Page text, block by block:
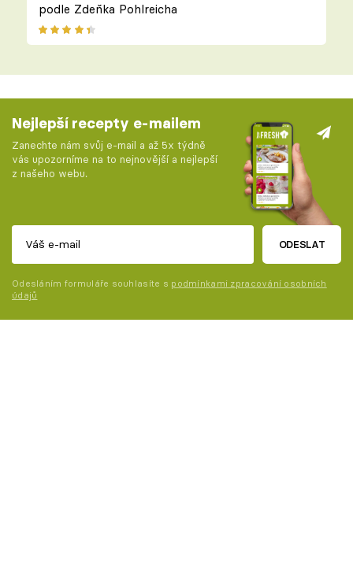
podle Zdeňka Pohlreicha
Nejlepší recepty e-mailem
Zanechte nám svůj e-mail a až 5x týdně
vás upozorníme na to nejnovější a nejlepší
z našeho webu.
ODESLAT
Odesláním formuláře souhlasíte s podmínkami zpracování osobních
údajů